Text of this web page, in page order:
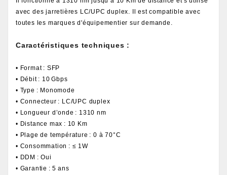
avec des jarretières LC/UPC duplex. Il est compatible avec
toutes les marques d'équipementier sur demande.
Caractéristiques techniques :
• Format : SFP
• Débit : 10 Gbps
• Type : Monomode
• Connecteur : LC/UPC duplex
• Longueur d’onde : 1310 nm
• Distance max : 10 Km
• Plage de température : 0 à 70°C
• Consommation : ≤ 1W
• DDM : Oui
• Garantie : 5 ans